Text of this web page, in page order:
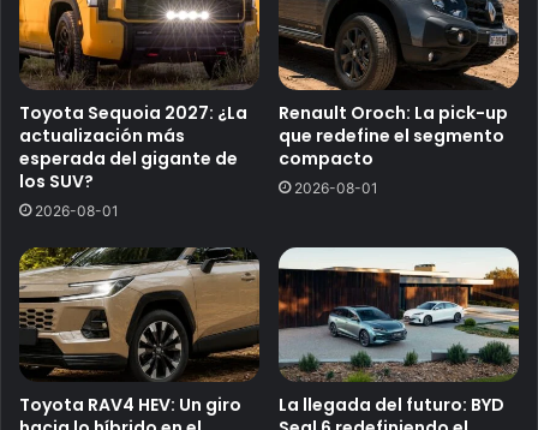
Toyota Sequoia 2027: ¿La
actualización más
esperada del gigante de
los SUV?
2026-08-01
Renault Oroch: La pick-up
que redefine el segmento
compacto
2026-08-01
Toyota RAV4 HEV: Un giro
La llegada del futuro: BYD